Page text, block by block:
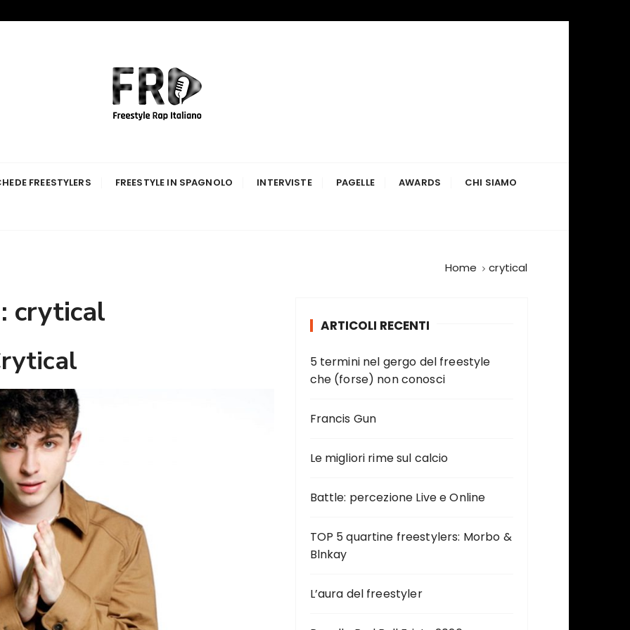
Italiano
FREESTYLERS FREESTYLE IN SPAGNOLO INTERVISTE PAGELLE AWARDS CHI SIAMO
Home crytical
crytical ARTICOLI RECENTI
5 termini nel gergo del freestyle
che (forse) non conosci
Francis Gun
Le migliori rime sul calcio
Battle: percezione Live e Online
TOP 5 quartine freestylers: Morbo &
Blnkay
L’aura del freestyler